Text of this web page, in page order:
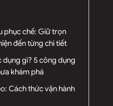
phục chế: Giữ trọn
đến từng chi tiết
gì? 5 công dụng
khám phá
Cách thức vận hành